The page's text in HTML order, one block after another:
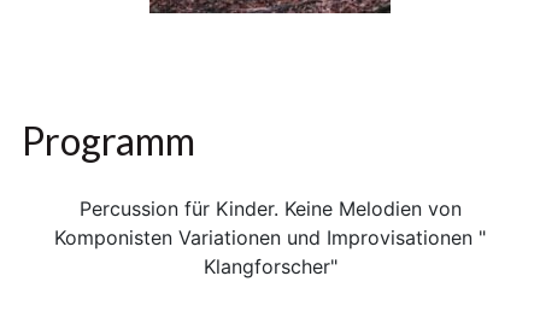
Programm
Percussion für Kinder. Keine Melodien von
Komponisten Variationen und Improvisationen "
Klangforscher"